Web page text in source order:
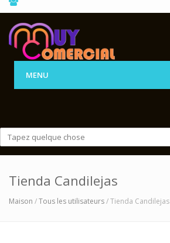
MENU
Tienda Candilejas
Maison /Tous les utilisateurs/ Tienda Candilejas